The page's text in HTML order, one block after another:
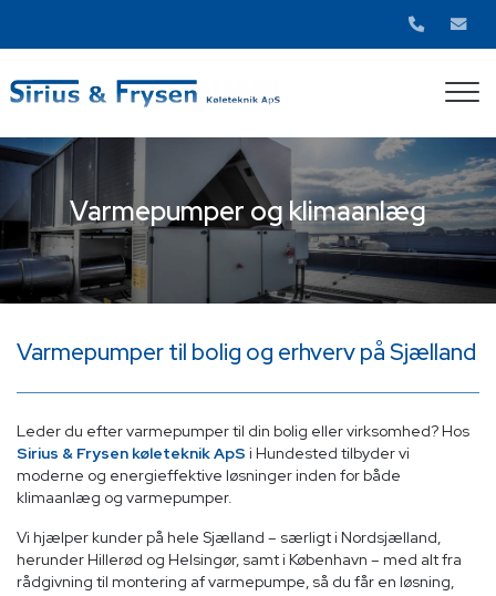
Varmepumper og klimaanlæg
Varmepumper og klimaanlæg
Varmepumper til bolig og erhverv på Sjælland
Leder du efter varmepumper til din bolig eller virksomhed? Hos
Sirius & Frysen køleteknik ApS i Hundested tilbyder vi
moderne og energieffektive løsninger inden for både
klimaanlæg og varmepumper.
Vi hjælper kunder på hele Sjælland – særligt i Nordsjælland,
herunder Hillerød og Helsingør, samt i København – med alt fra
rådgivning til montering af varmepumpe, så du får en løsning,